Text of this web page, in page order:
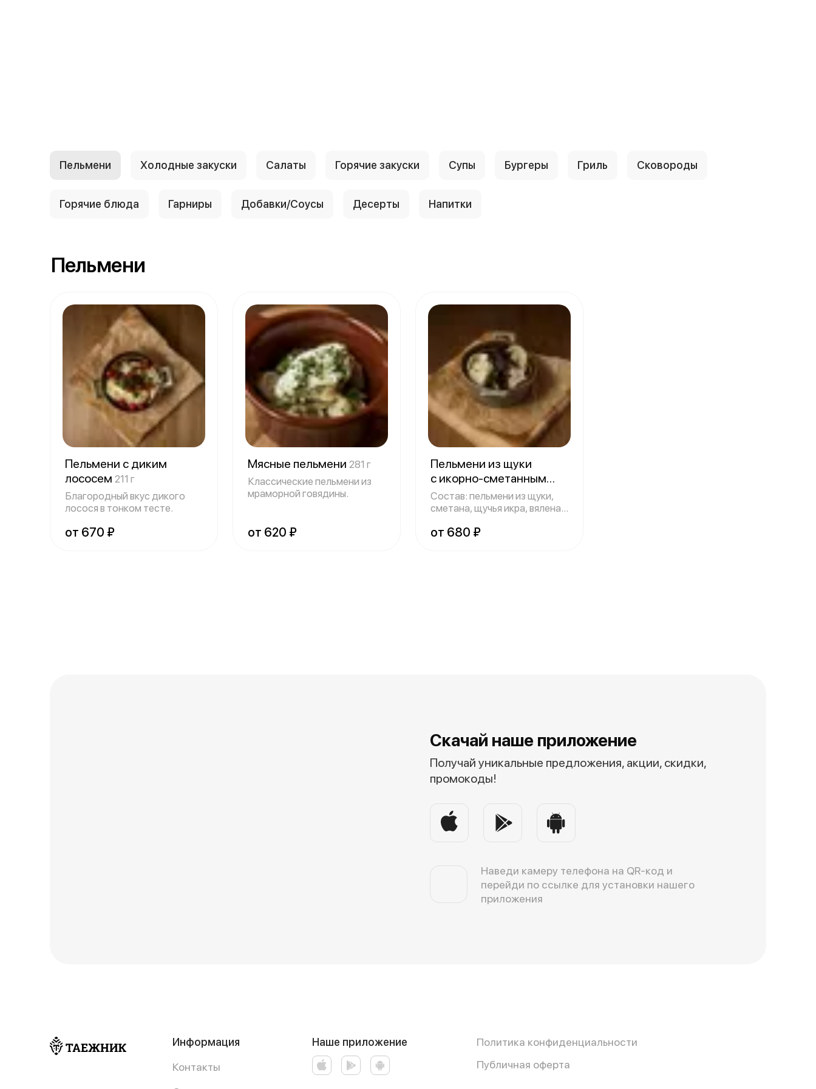
Пельмени Холодные закуски Салаты Горячие закуски Супы Бургеры Гриль Сковороды
Горячие блюда Гарниры Добавки/Соусы Десерты Напитки
Пельмени
Пельмени с диким
лососем 211 г
Благородный вкус дикого
лосося в тонком тесте.
от 670 ₽
Мясные пельмени 281 г
Классические пельмени из
мраморной говядины.
от 620 ₽
Пельмени из щуки
с икорно-сметанным
соусом237 г
Состав: пельмени из щуки,
сметана, щучья икра, вяленая
от 680 ₽
Скачай наше приложение
Получай уникальные предложения, акции, скидки,
промокоды!
Наведи камеру телефона на QR-код и
перейди по ссылке для установки нашего
приложения
Информация
Контакты
Наше приложение
Политика конфиденциальности
Публичная оферта